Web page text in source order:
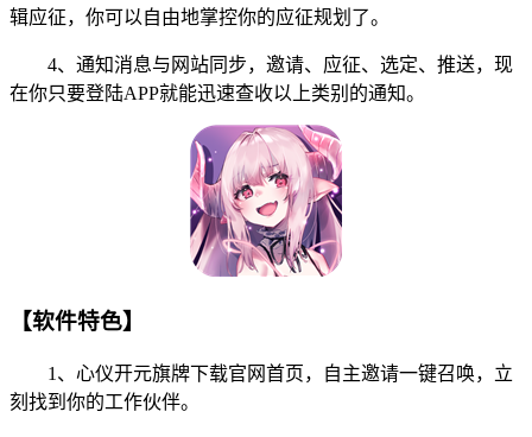
辑应征，你可以自由地掌控你的应征规划了。
4、通知消息与网站同步，邀请、应征、选定、推送，现
在你只要登陆APP就能迅速查收以上类别的通知。
【软件特色】
1、心仪开元旗牌下载官网首页，自主邀请一键召唤，立
刻找到你的工作伙伴。